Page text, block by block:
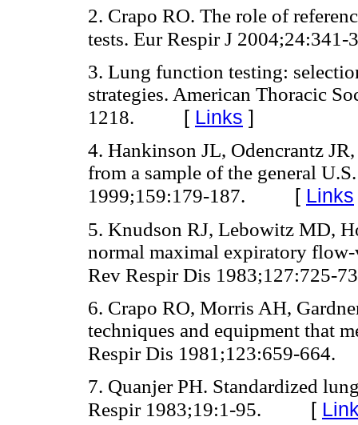
2. Crapo RO. The role of
tests. Eur Respir J 2004;24:341-
3. Lung function testing:
strategies. American Thoracic
1218.
[ Links ]
4. Hankinson JL, Odencrantz
from a sample of the general
1999;159:179-187.
[ Links
5. Knudson RJ, Lebowitz MD,
normal maximal expiratory
Rev Respir Dis 1983;127:725-
6. Crapo RO, Morris AH,
techniques and equipment that
Respir Dis 1981;123:659-664.
7. Quanjer PH. Standardized
Respir 1983;19:1-95.
[